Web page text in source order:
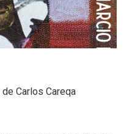
de Carlos Careqa